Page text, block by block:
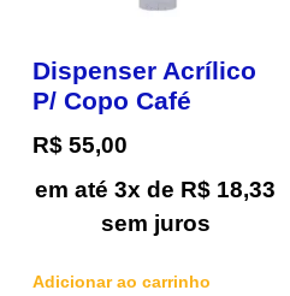
Dispenser Acrílico
P/ Copo Café
R$ 55,00
em até 3x de R$ 18,33
sem juros
Adicionar ao carrinho